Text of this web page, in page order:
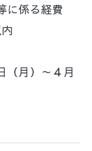
に係る経費
（月）～４月